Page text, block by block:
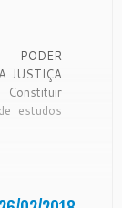
PODER
JUSTIÇA
estudos